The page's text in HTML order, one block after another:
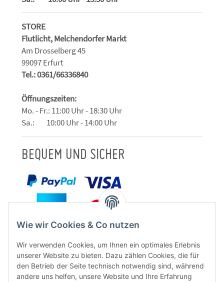
STORE
Flutlicht, Melchendorfer Markt
Am Drosselberg 45
99097 Erfurt
Tel.: 0361/66336840
Öffnungszeiten:
Mo. - Fr.: 11:00 Uhr - 18:30 Uhr
Sa.: 10:00 Uhr - 14:00 Uhr
BEQUEM UND SICHER
Wie wir Cookies & Co nutzen
Wir verwenden Cookies, um Ihnen ein optimales Erlebnis
unserer Website zu bieten. Dazu zählen Cookies, die für
den Betrieb der Seite technisch notwendig sind, während
andere uns helfen, unsere Website und Ihre Erfahrung